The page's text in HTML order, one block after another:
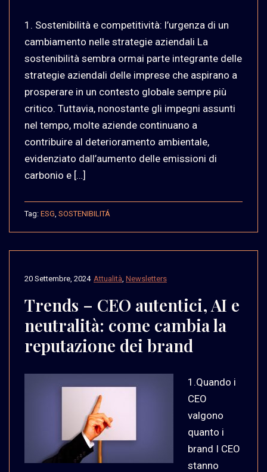
1. Sostenibilità e competitività: l’urgenza di un
cambiamento nelle strategie aziendali La
sostenibilità sembra ormai parte integrante delle
strategie aziendali delle imprese che aspirano a
prosperare in un contesto globale sempre più
critico. Tuttavia, nonostante gli impegni assunti
nel tempo, molte aziende continuano a
contribuire al deterioramento ambientale,
evidenziato dall’aumento delle emissioni di
carbonio e […]
Tag: ESG SOSTENIBILITÁ
Attualità Newsletters
20 Settembre, 2024
Trends – CEO autentici, AI e
neutralità: come cambia la
reputazione dei brand
1.Quando i
CEO
valgono
quanto i
brand I CEO
stanno